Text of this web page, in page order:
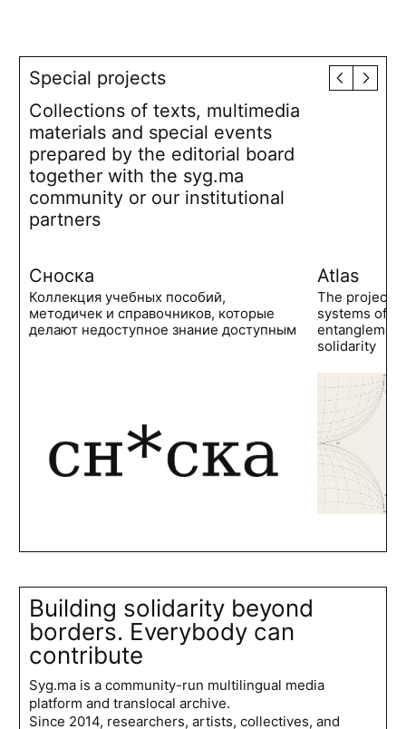
Special projects
Collections of texts, multimedia
materials and special events
prepared by the editorial board
together with the syg.ma
community or our institutional
partners
Сноска
Коллекция учебных пособий,
методичек и справочников, которые
делают недоступное знание доступным
Atlas
The project
systems of
solidarity
Building solidarity beyond
borders. Everybody can
contribute
Syg.ma is a community-run multilingual media
platform and translocal archive.
Since 2014, researchers, artists, collectives, and